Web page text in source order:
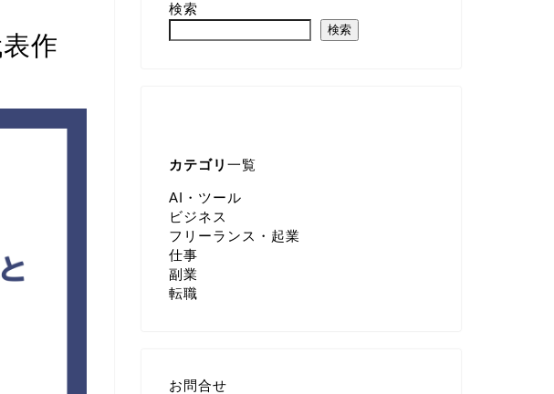
作
検索
検索
カテゴリ 一覧
AI・ツール
ビジネス
フリーランス・起業
仕事
副業
転職
お問合せ